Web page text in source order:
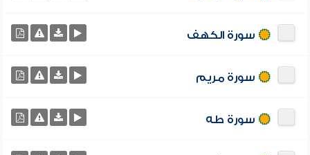
سورة الكهف
سورة مريم
سورة طه